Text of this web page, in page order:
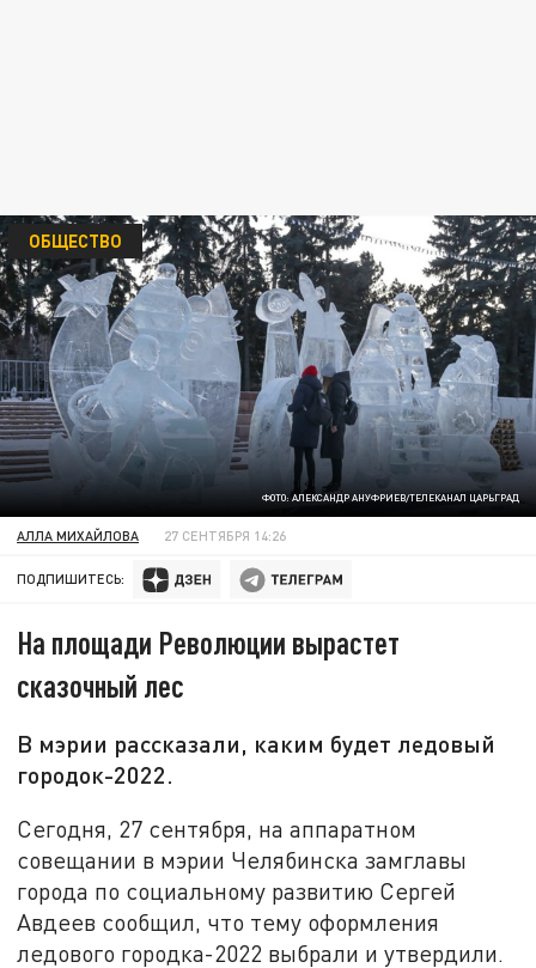
ФОТО: АЛЕКСАНДР АНУФРИЕВ/ТЕЛЕКАНАЛ ЦАРЬГРАД
ОБЩЕСТВО
АЛЛА МИХАЙЛОВА 27 СЕНТЯБРЯ 14:26
ПОДПИШИТЕСЬ:
На площади Революции вырастет
сказочный лес
В мэрии рассказали, каким будет ледовый
городок-2022.
Сегодня, 27 сентября, на аппаратном
совещании в мэрии Челябинска замглавы
города по социальному развитию Сергей
Авдеев сообщил, что тему оформления
ледового городка-2022 выбрали и утвердили.